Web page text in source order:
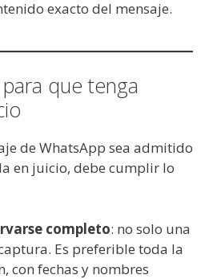
exacto del mensaje.
que tenga
de WhatsApp sea admitido
en juicio, debe cumplir lo
completo: no solo una
Es preferible toda la
con fechas y nombres